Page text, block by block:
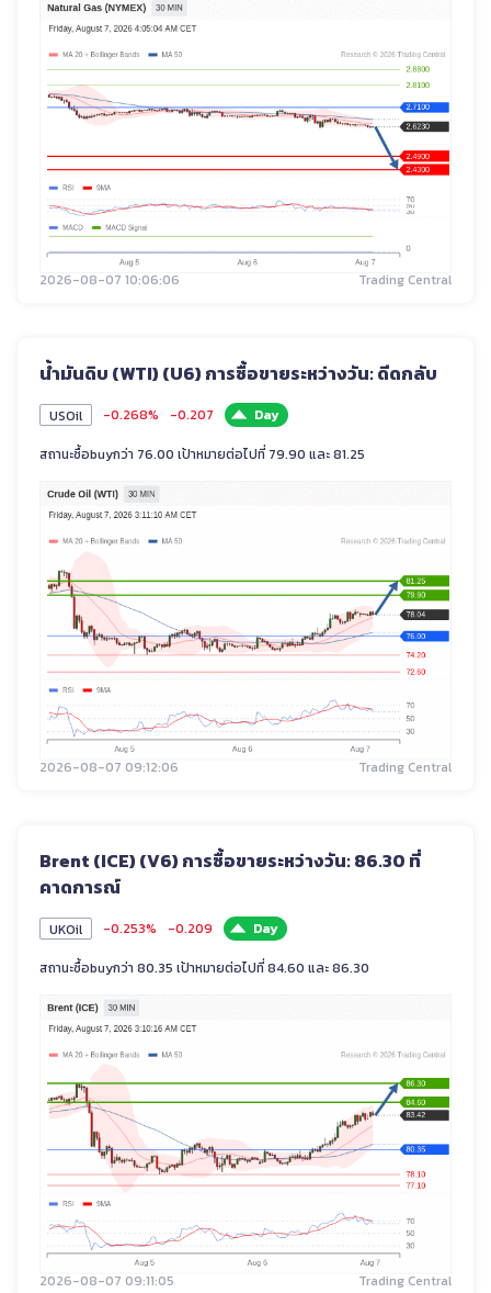
2026-08-07 10:06:06 Trading Central
น้ำมันดิบ (WTI) (U6) การซื้อขายระหว่างวัน: ดีดกลับ
USOil -0.268% -0.207
Day
สถานะซื้อbuyกว่า 76.00 เป้าหมายต่อไปที่ 79.90 และ 81.25
2026-08-07 09:12:06 Trading Central
Brent (ICE) (V6) การซื้อขายระหว่างวัน: 86.30 ที่
คาดการณ์
UKOil -0.253% -0.209
Day
สถานะซื้อbuyกว่า 80.35 เป้าหมายต่อไปที่ 84.60 และ 86.30
2026-08-07 09:11:05 Trading Central